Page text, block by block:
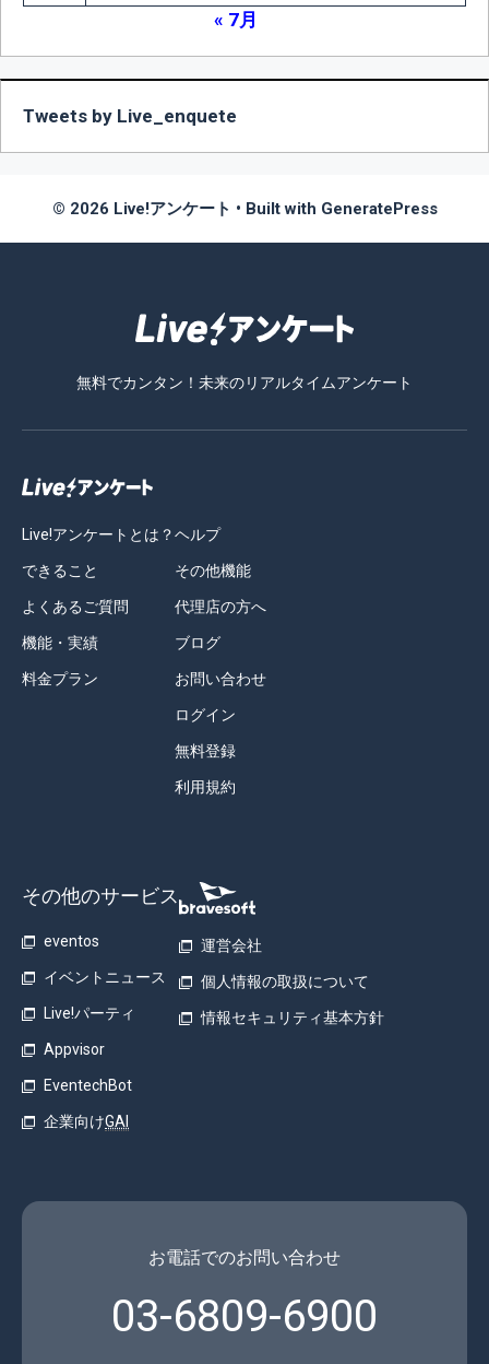
« 7月
Tweets by Live_enquete
© 2026 Live!アンケート • Built with GeneratePress
無料でカンタン！未来のリアルタイムアンケート
Live!アンケートとは？
できること
よくあるご質問
機能・実績
料金プラン
ヘルプ
その他機能
代理店の方へ
ブログ
お問い合わせ
ログイン
無料登録
利用規約
その他のサービス
eventos
イベントニュース
Live!パーティ
Appvisor
EventechBot
企業向けGAI
運営会社
個人情報の取扱について
情報セキュリティ基本方針
お電話でのお問い合わせ
03-6809-6900